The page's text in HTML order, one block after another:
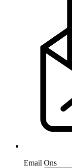
Email Ons